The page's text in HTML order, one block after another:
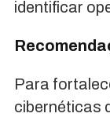
identificar
Para
cibernéticas